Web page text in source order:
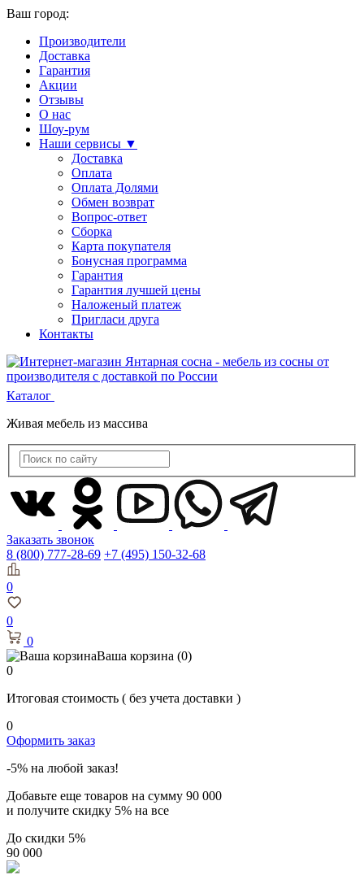
Ваш город:
Производители
Доставка
Гарантия
Акции
Отзывы
О нас
Шоу-рум
Наши сервисы ▼
Доставка
Оплата
Оплата Долями
Обмен возврат
Вопрос-ответ
Сборка
Карта покупателя
Бонусная программа
Гарантия
Гарантия лучшей цены
Наложеный платеж
Пригласи друга
Контакты
Каталог
Живая мебель из массива
Заказать звонок
8 (800) 777-28-69 +7 (495) 150-32-68
0
0
0
Ваша корзина (0)
0
Итоговая стоимость ( без учета доставки )
0
Оформить заказ
-5% на любой заказ!
Добавьте еще товаров на сумму 90 000
и получите скидку 5% на все
До скидки 5%
90 000